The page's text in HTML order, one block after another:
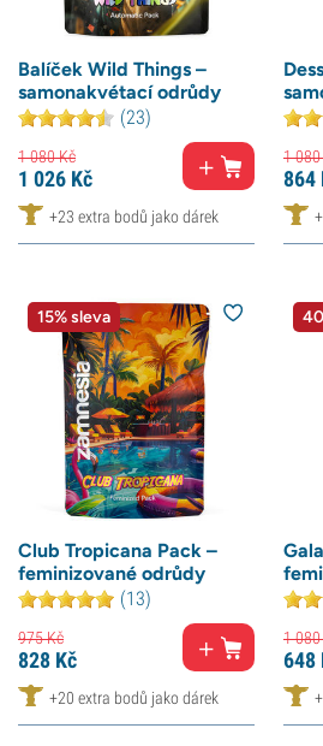
Balíček Wild Things –
samonakvétací odrůdy
(23)
1 080Kč
1 026 Kč
+23 extra bodů jako dárek
1 080
864
15% sleva
Club Tropicana Pack –
feminizované odrůdy
(13)
975Kč
828 Kč
+20 extra bodů jako dárek
1 080
648